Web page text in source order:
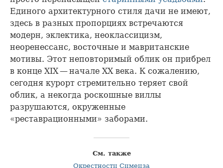
Единого архитектурного стиля дачи не имеют,
здесь в разных пропорциях встречаются
модерн, эклектика, неоклассицизм,
неоренессанс, восточные и мавританские
мотивы. Этот неповторимый облик он прибрел
в конце XIX — начале ХХ века. К сожалению,
сегодня курорт стремительно теряет свой
облик, а некогда роскошные виллы
разрушаются, окруженные
«реставрационными» заборами.
См. также
Окрестности Симеиза